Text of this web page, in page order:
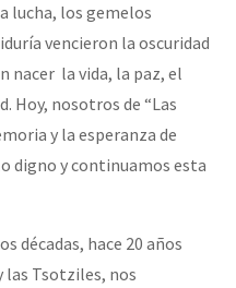
lucha, los gemelos
vencieron la oscuridad
nacer la vida, la paz, el
Hoy, nosotros de “Las
y la esperanza de
digno y continuamos esta
décadas, hace 20 años
Tsotziles, nos